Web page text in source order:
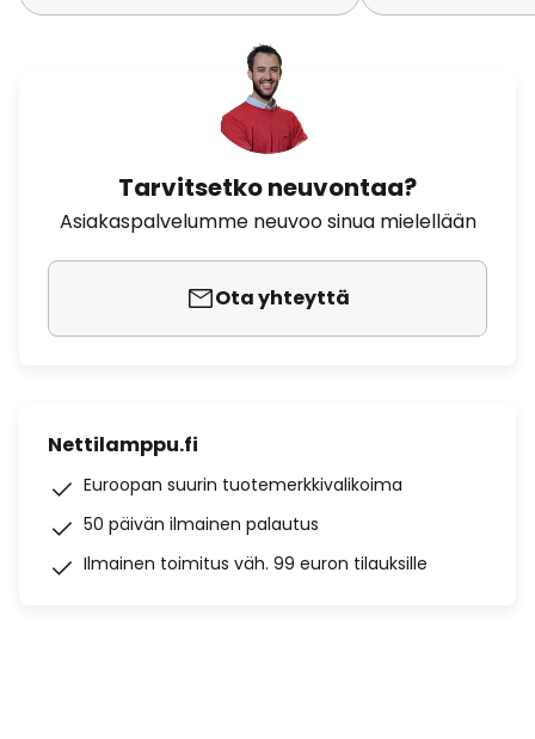
Tarvitsetko neuvontaa?
Asiakaspalvelumme neuvoo sinua mielellään
Ota yhteyttä
Nettilamppu.fi
Euroopan suurin tuotemerkkivalikoima
50 päivän ilmainen palautus
Ilmainen toimitus väh. 99 euron tilauksille